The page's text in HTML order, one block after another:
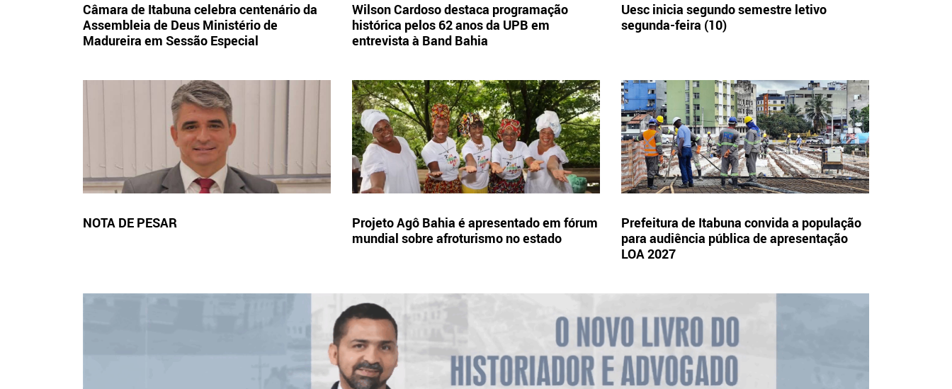
Câmara de Itabuna celebra centenário da
Assembleia de Deus Ministério de
Madureira em Sessão Especial
Wilson Cardoso destaca programação
histórica pelos 62 anos da UPB em
entrevista à Band Bahia
Uesc inicia segundo semestre letivo
segunda-feira (10)
NOTA DE PESAR
Projeto Agô Bahia é apresentado em fórum
mundial sobre afroturismo no estado
Prefeitura de Itabuna convida a população
para audiência pública de apresentação
LOA 2027